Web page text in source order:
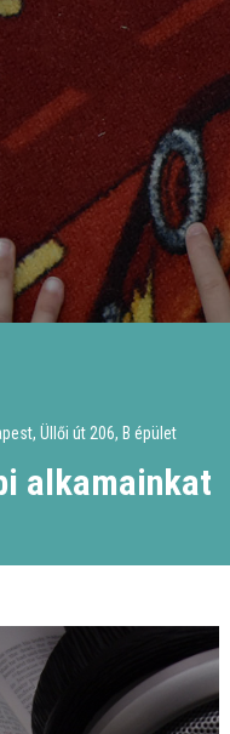
Üllői út 206, B épület
alkamainkat